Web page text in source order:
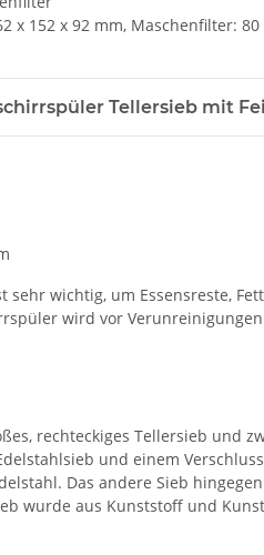
x 152 x 92 mm, Maschenfilter:
Tellersieb mit
sehr wichtig, um Essensreste,
wird vor
rechteckiges Tellersieb und
und einem
Das andere Sieb
wurde aus Kunststoff und